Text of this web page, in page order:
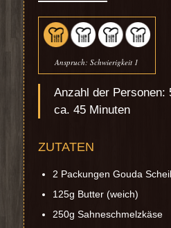
Anspruch: Schwierigkeit 1
Anzahl der Personen:
ca. 45 Minuten
ZUTATEN
2 Packungen Gouda
125g Butter (weich)
250g Sahneschmelzkäse